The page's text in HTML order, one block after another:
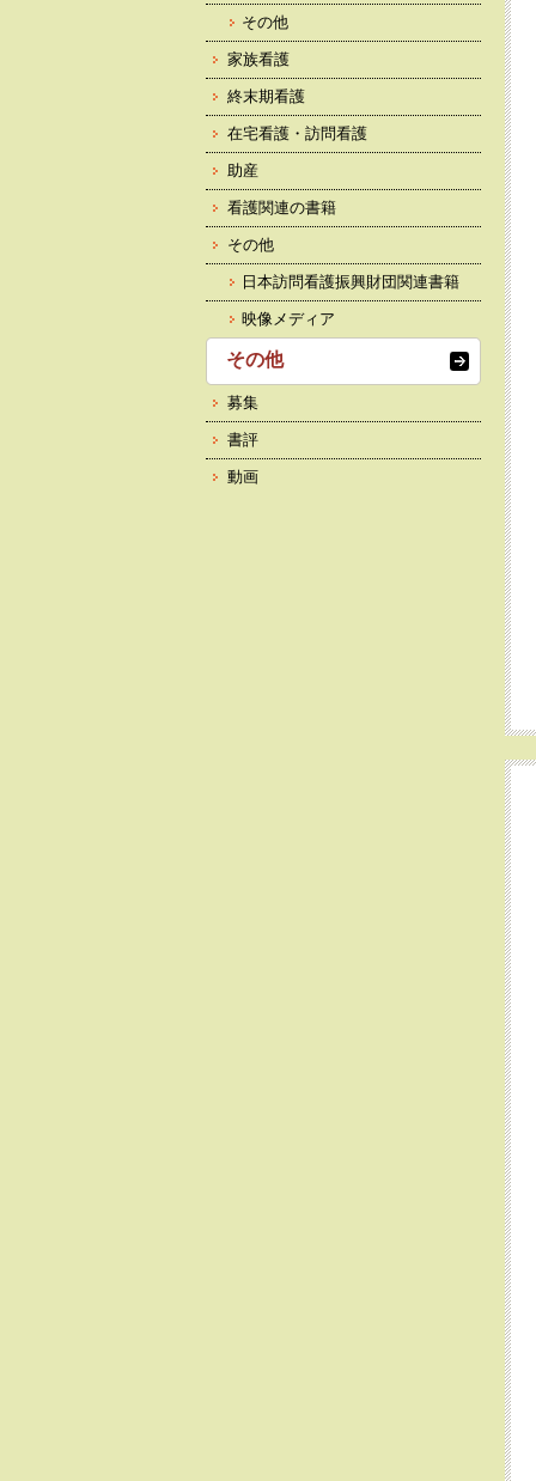
その他
家族看護
終末期看護
在宅看護・訪問看護
助産
看護関連の書籍
その他
日本訪問看護振興財団関連書籍
映像メディア
その他
募集
書評
動画